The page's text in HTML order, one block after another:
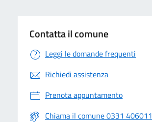
Contatta il comune
Leggi le domande frequenti
Richiedi assistenza
Prenota appuntamento
Chiama il comune 0331 406011